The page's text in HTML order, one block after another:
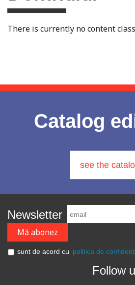
There is currently no content
Catalog
see the
Newsletter
sunt de acord cu politica de
Follow